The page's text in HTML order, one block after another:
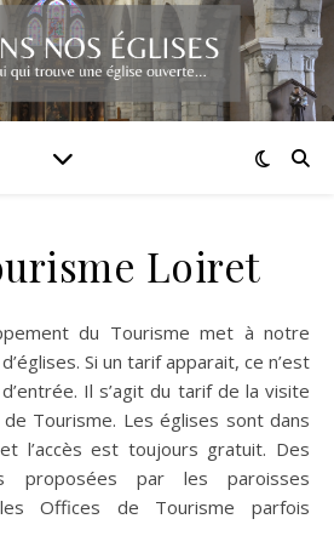
Loiret
Si un tarif apparait, ce n’est
Il s’agit du tarif de la visite
Tourisme. Les églises sont dans
l’accès est toujours gratuit. Des
proposées par les paroisses
Offices de Tourisme parfois